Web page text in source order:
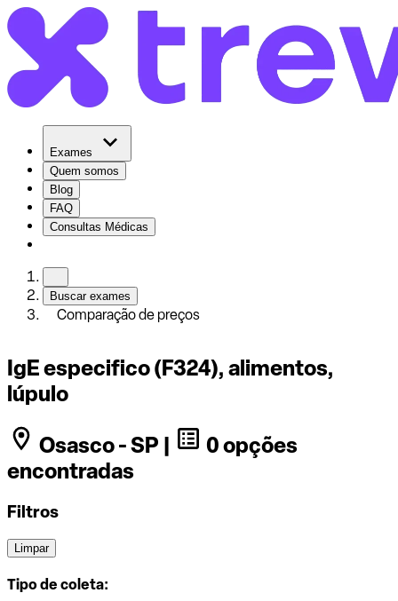
Exames
Quem somos
Blog
FAQ
Consultas Médicas
Buscar exames
Comparação de preços
IgE especifico (F324), alimentos,
lúpulo
Osasco - SP |
0 opções
encontradas
Filtros
Limpar
Tipo de coleta: